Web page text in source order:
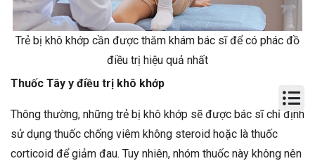
Trẻ bị khô khớp cần được thăm khám bác sĩ để có phác đồ
điều trị hiệu quả nhất
Thuốc Tây y điều trị khô khớp
Thông thường, những trẻ bị khô khớp sẽ được bác sĩ chỉ định
sử dụng thuốc chống viêm không steroid hoặc là thuốc
corticoid để giảm đau. Tuy nhiên, nhóm thuốc này không nên